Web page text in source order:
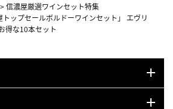
>信濃屋厳選ワインセット特集
トップセールボルドーワインセット」 エヴリ
得な10本セット